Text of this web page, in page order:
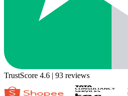
TrustScore 4.6 | 93 reviews